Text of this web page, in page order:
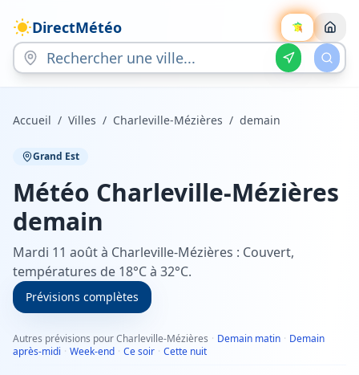
DirectMétéo
Accueil / Villes / Charleville-Mézières / demain
Grand Est
Météo Charleville-Mézières
demain
Mardi 11 août à Charleville-Mézières : Couvert,
températures de 18°C à 32°C.
Prévisions complètes
Autres prévisions pour Charleville-Mézières · Demain matin · Demain
après-midi · Week-end · Ce soir · Cette nuit